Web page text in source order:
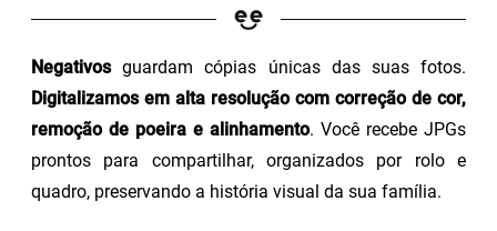
Negativosguardam cópias únicas das suas fotos.
Digitalizamos em alta resolução com correção de cor,
remoção de poeira e alinhamento. Você recebe JPGs
prontos para compartilhar, organizados por rolo e
quadro, preservando a história visual da sua família.